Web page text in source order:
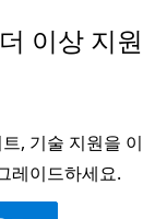
이상 지
, 기술 지원을
레이드하세요.